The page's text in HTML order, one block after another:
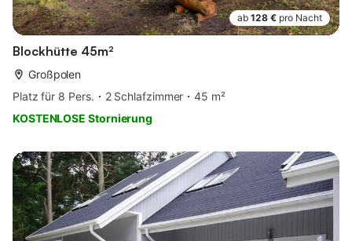
ab 128 € pro Nacht
Blockhütte 45m²
Großpolen
Platz für 8 Pers.
2 Schlafzimmer
45 m²
KOSTENLOSE Stornierung